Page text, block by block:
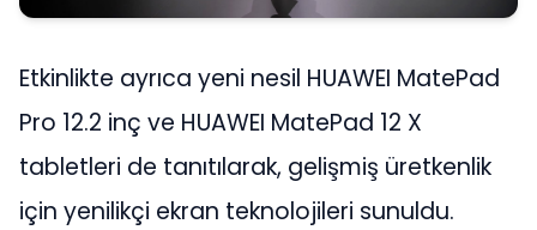
Etkinlikte ayrıca yeni nesil HUAWEI MatePad
Pro 12.2 inç ve HUAWEI MatePad 12 X
tabletleri de tanıtılarak, gelişmiş üretkenlik
için yenilikçi ekran teknolojileri sunuldu.